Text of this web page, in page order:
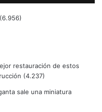
(6.956)
restauración de estos
(4.237)
sale una miniatura